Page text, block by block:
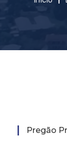
Pregão